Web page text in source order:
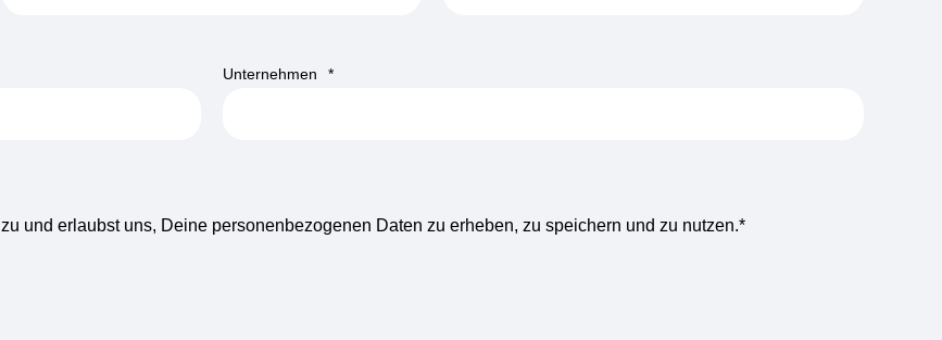
Unternehmen *
zu und erlaubst uns, Deine personenbezogenen Daten zu erheben, zu speichern und zu nutzen.*